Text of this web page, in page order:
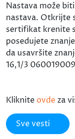
Nastava može
nastava. Otkrijte
sertifikat krenite
posedujete
da usavršite
16,1/3
Kliknite ovde za
Sve vesti